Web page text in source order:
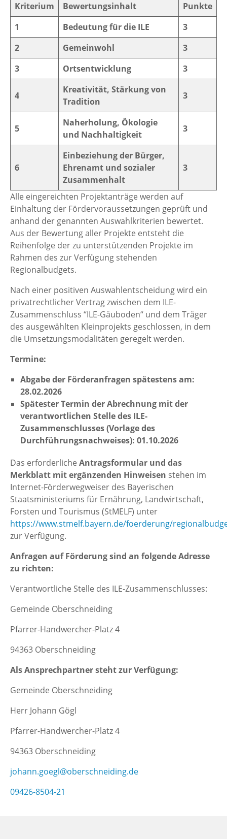
Kriterium Bewertungsinhalt
Punkte
1
Bedeutung für die ILE
3
2
Gemeinwohl
3
3
Ortsentwicklung 3
4
Kreativität, Stärkung von
Tradition
3
5
Naherholung, Ökologie
und Nachhaltigkeit
3
6
Einbeziehung der Bürger,
Ehrenamt und sozialer
Zusammenhalt
3
Alle eingereichten Projektanträge werden auf
Einhaltung der Fördervoraussetzungen geprüft und
anhand der genannten Auswahlkriterien bewertet.
Aus der Bewertung aller Projekte entsteht die
Reihenfolge der zu unterstützenden Projekte im
Rahmen des zur Verfügung stehenden
Regionalbudgets.
Nach einer positiven Auswahlentscheidung wird ein
privatrechtlicher Vertrag zwischen dem ILE-
Zusammenschluss “ILE-Gäuboden“ und dem Träger
des ausgewählten Kleinprojekts geschlossen, in dem
die Umsetzungsmodalitäten geregelt werden.
Termine:
Abgabe der Förderanfragen spätestens am:
28.02.2026
Spätester Termin der Abrechnung mit der
verantwortlichen Stelle des ILE-
Zusammenschlusses (Vorlage des
Durchführungsnachweises): 01.10.2026
Das erforderliche Antragsformular und das
Merkblatt mit ergänzenden Hinweisen stehen im
Internet-Förderwegweiser des Bayerischen
Staatsministeriums für Ernährung, Landwirtschaft,
Forsten und Tourismus (StMELF) unter
https://www.stmelf.bayern.de/foerderung/
zur Verfügung.
Anfragen auf Förderung sind an folgende Adresse
zu richten:
Verantwortliche Stelle des ILE-Zusammenschlusses:
Gemeinde Oberschneiding
Pfarrer-Handwercher-Platz 4
94363 Oberschneiding
Als Ansprechpartner steht zur Verfügung:
Gemeinde Oberschneiding
Herr Johann Gögl
Pfarrer-Handwercher-Platz 4
94363 Oberschneiding
johann.goegl@oberschneiding.de
09426-8504-21